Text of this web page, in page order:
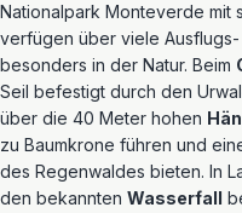
Nationalpark Monteverde mit
verfügen über viele
besonders in der Natur. Beim
Seil befestigt durch den
über die 40 Meter hohen
zu Baumkrone führen und
des Regenwaldes bieten. In
den bekannten Wasserfall